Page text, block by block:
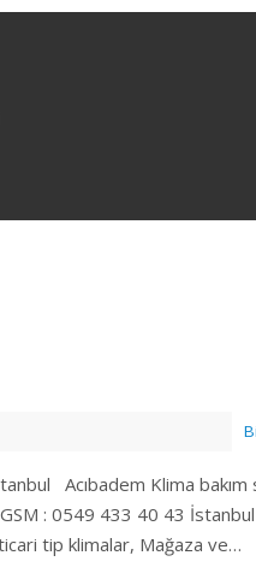
Acıbadem Klima bakım
: 0549 433 40 43 İstanbul
tip klimalar, Mağaza ve…